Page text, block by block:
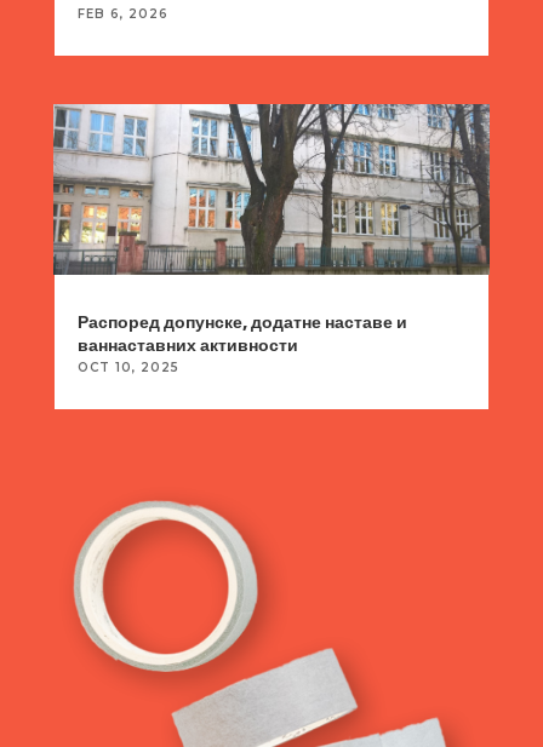
FEB 6, 2026
Распоред допунске, додатне наставе и
ваннаставних активности
OCT 10, 2025